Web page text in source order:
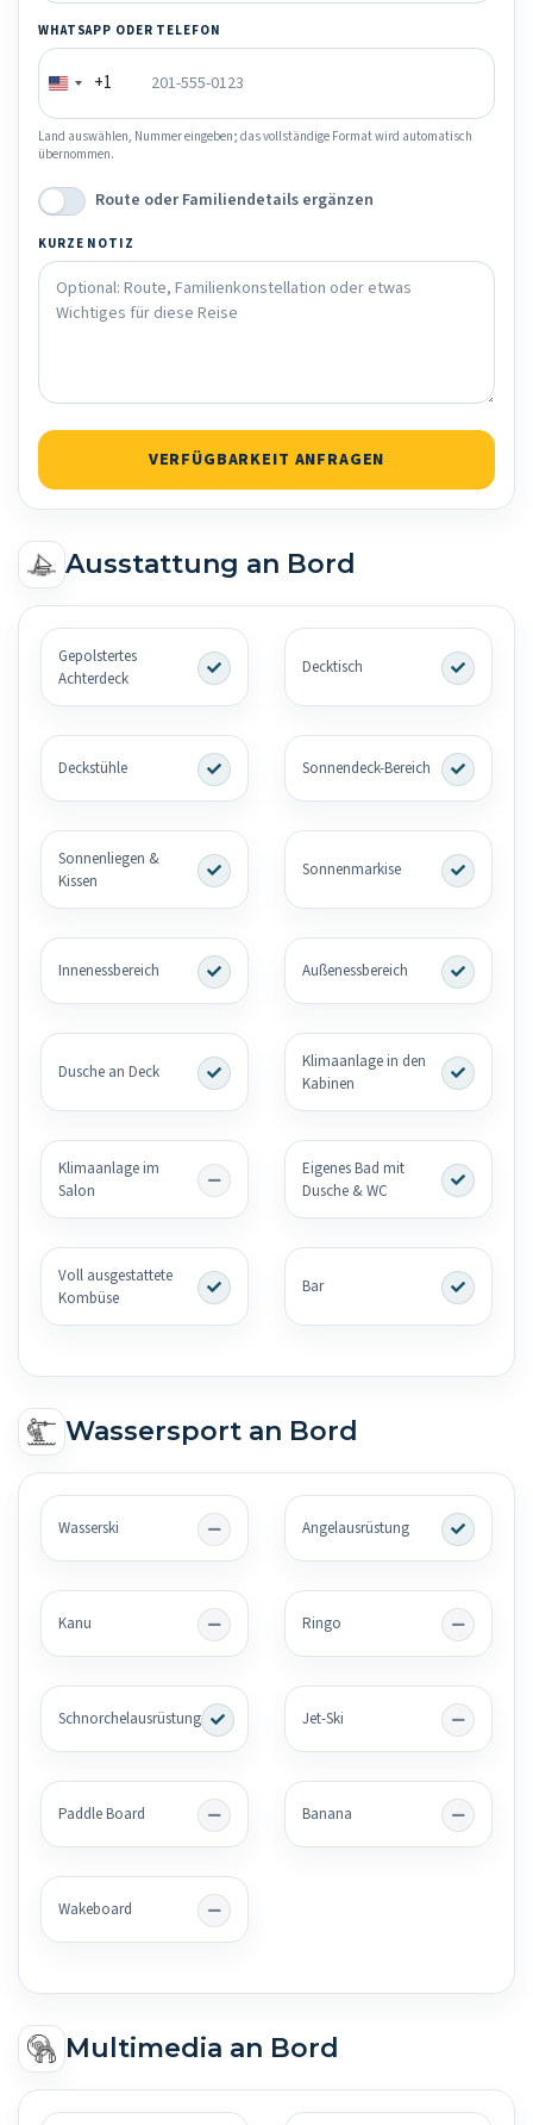
WHATSAPP ODER TELEFON
+1
Land auswählen, Nummer eingeben; das vollständige Format wird automatisch
übernommen.
Route oder Familiendetails ergänzen
KURZE NOTIZ
VERFÜGBARKEIT ANFRAGEN
Ausstattung an Bord
Gepolstertes
Achterdeck
Decktisch
Deckstühle Sonnendeck-Bereich
Sonnenliegen &
Kissen
Sonnenmarkise
Innenessbereich Außenessbereich
Dusche an Deck
Klimaanlage in den
Kabinen
Klimaanlage im
Salon
Eigenes Bad mit
Dusche & WC
Voll ausgestattete
Kombüse
Bar
Wassersport an Bord
Wasserski Angelausrüstung
Kanu Ringo
Schnorchelausrüstung Jet-Ski
Paddle Board Banana
Wakeboard
Multimedia an Bord